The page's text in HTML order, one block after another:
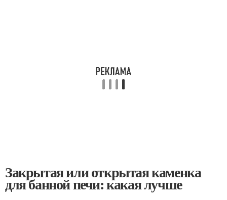
Закрытая или открытая каменка
для банной печи: какая лучше